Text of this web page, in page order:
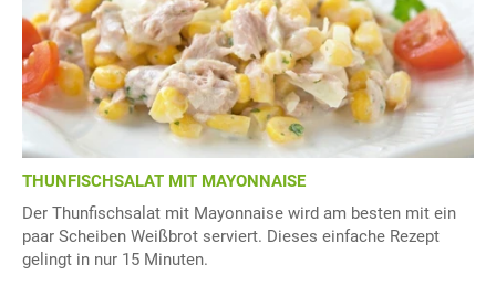
THUNFISCHSALAT MIT MAYONNAISE
Der Thunfischsalat mit Mayonnaise wird am besten mit ein
paar Scheiben Weißbrot serviert. Dieses einfache Rezept
gelingt in nur 15 Minuten.